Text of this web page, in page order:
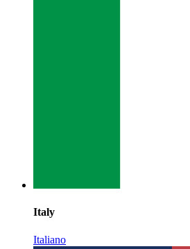
Italy
Italiano